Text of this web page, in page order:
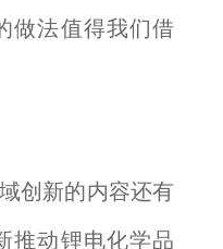
做法值得我们借
创新的内容还有
推动锂电化学品